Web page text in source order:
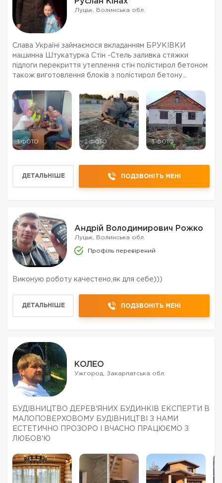
Луцьк, Волинська обл.
Слава Україні займаємося вкладанням БРУКІВКИ
машинна Штукатурка Стін -Стель заливка стяжки
підлоги перекриття утеплення стін полістирол бетоном
також виготовлення блоків з полістирол бетону
роботи допоможе вам збудувати мрію всі деталі по
телефону бу...
1 ФОТО 2 ФОТО 3 ФОТО
ДЕТАЛЬНІШЕ ПОДЗВОНІТЬ МЕНІ
Андрій Володимирович Рожко
Луцьк, Волинська обл.
Профіль перевірений
Виконую роботу качестено,як для себе)))
ДЕТАЛЬНІШЕ ПОДЗВОНІТЬ МЕНІ
КОЛЕО
Ужгород, Закарпатська обл.
БУДІВНИЦТВО ДЕРЕВ'ЯНИХ БУДИНКІВ ЕКСПЕРТИ В
МАЛОПОВЕРХОВОМУ БУДІВНИЦТВІ З НАМИ
ЕСТЕТИЧНО ПРОЗОРО І ВЧАСНО ПРАЦЮЄМО З
ЛЮБОВ'Ю